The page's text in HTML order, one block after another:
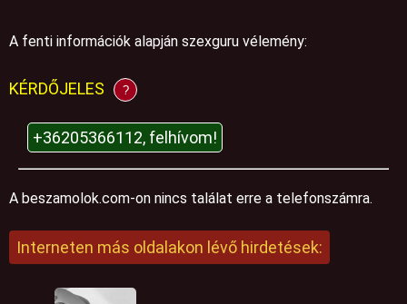
A fenti információk alapján szexguru vélemény:
KÉRDŐJELES ?
+36205366112, felhívom!
A beszamolok.com-on nincs találat erre a telefonszámra.
Interneten más oldalakon lévő hirdetések: